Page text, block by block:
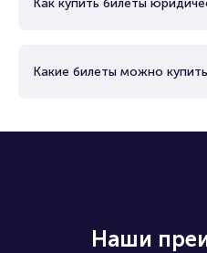
Как купить билеты
Какие билеты можно
Наши